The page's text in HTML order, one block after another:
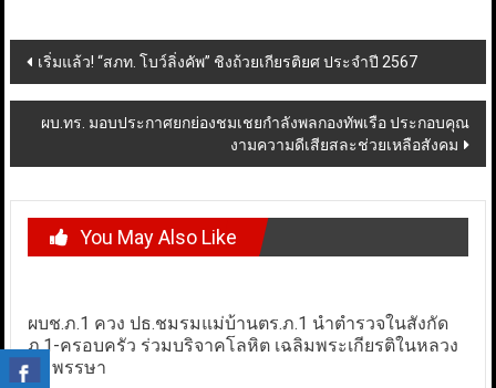
Post
navigation
เริ่มแล้ว! “สภท. โบว์ลิ่งคัพ” ชิงถ้วยเกียรติยศ ประจำปี 2567
ผบ.ทร. มอบประกาศยกย่องชมเชยกำลังพลกองทัพเรือ ประกอบคุณ
งามความดีเสียสละช่วยเหลือสังคม
You May Also Like
ผบช.ภ.1 ควง ปธ.ชมรมแม่บ้านตร.ภ.1 นำตำรวจในสังกัด
ภ.1-ครอบครัว ร่วมบริจาคโลหิต เฉลิมพระเกียรติในหลวง
72 พรรษา